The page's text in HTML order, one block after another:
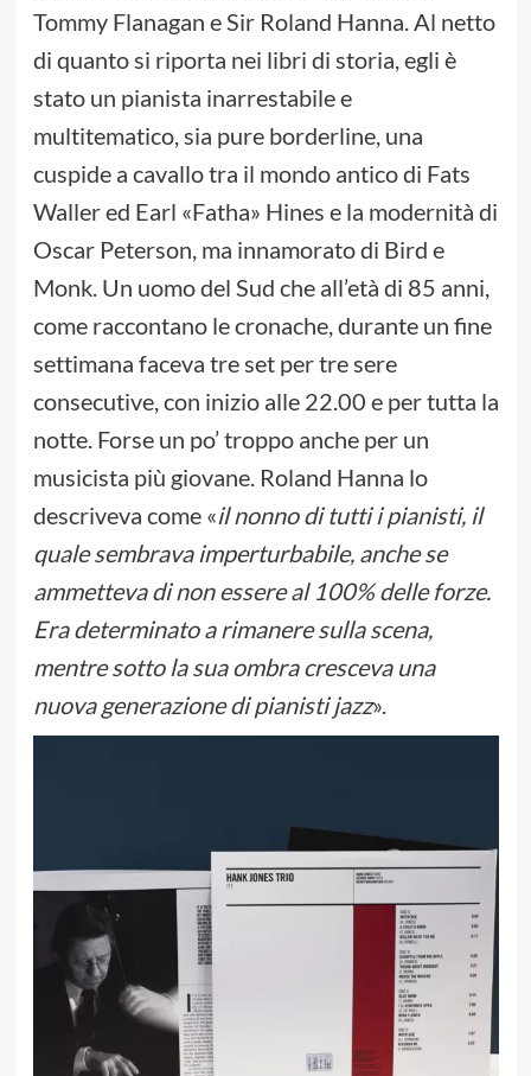
Tommy Flanagan e Sir Roland Hanna. Al netto
di quanto si riporta nei libri di storia, egli è
stato un pianista inarrestabile e
multitematico, sia pure borderline, una
cuspide a cavallo tra il mondo antico di Fats
Waller ed Earl «Fatha» Hines e la modernità di
Oscar Peterson, ma innamorato di Bird e
Monk. Un uomo del Sud che all’età di 85 anni,
come raccontano le cronache, durante un fine
settimana faceva tre set per tre sere
consecutive, con inizio alle 22.00 e per tutta la
notte. Forse un po’ troppo anche per un
musicista più giovane. Roland Hanna lo
descriveva come «il nonno di tutti i pianisti, il
quale sembrava imperturbabile, anche se
ammetteva di non essere al 100% delle forze.
Era determinato a rimanere sulla scena,
mentre sotto la sua ombra cresceva una
nuova generazione di pianisti jazz».